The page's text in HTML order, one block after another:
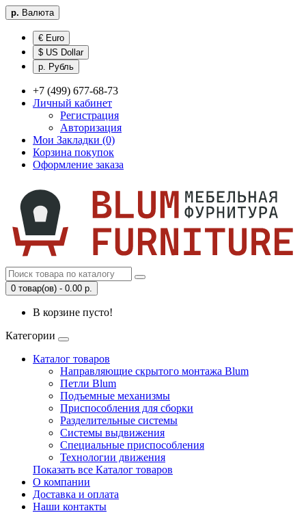
р. Валюта
€ Euro
$ US Dollar
р. Рубль
+7 (499) 677-68-73
Личный кабинет
Регистрация
Авторизация
Мои Закладки (0)
Корзина покупок
Оформление заказа
0 товар(ов) - 0.00 р.
В корзине пусто!
Категории
Каталог товаров
Направляющие скрытого монтажа Blum
Петли Blum
Подъемные механизмы
Приспособления для сборки
Разделительные системы
Системы выдвижения
Специальные приспособления
Технологии движения
Показать все Каталог товаров
О компании
Доставка и оплата
Наши контакты